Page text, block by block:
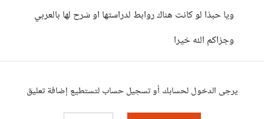
ويا حبذا لو كانت هناك روابط لدراستها او شرح لها بالعربي
وجزاكم الله خيرا
يرجى الدخول لحسابك أو تسجيل حساب لتستطيع إضافة تعليق